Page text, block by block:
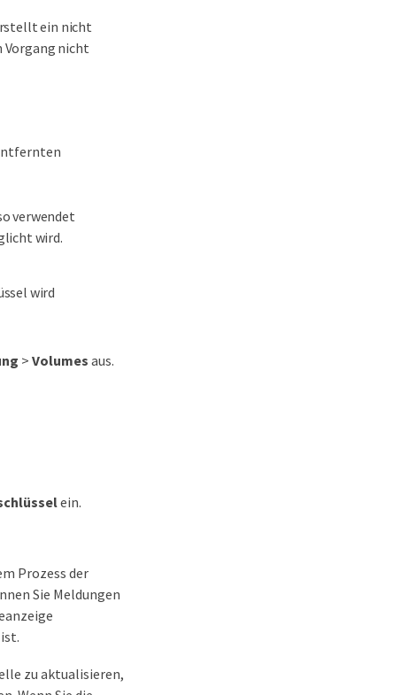
ein nicht
Vorgang nicht
verwendet
wird.
wird
>Volumes aus.
ein.
Prozess der
Sie Meldungen
zu aktualisieren,